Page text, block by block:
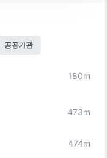
공공기관
180m
473m
474m